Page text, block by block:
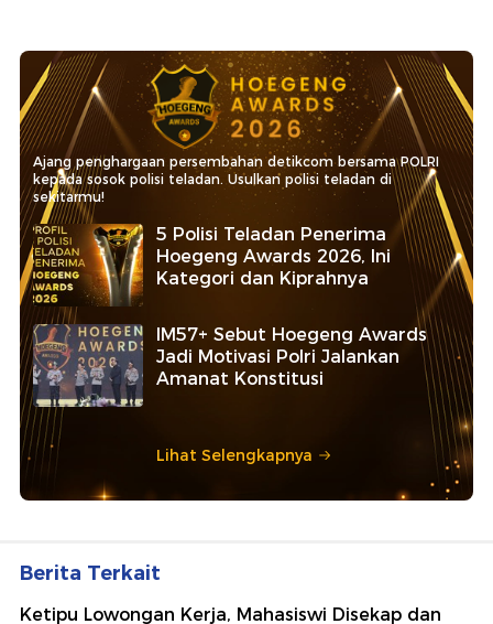
Ajang penghargaan persembahan detikcom bersama POLRI
kepada sosok polisi teladan. Usulkan polisi teladan di
sekitarmu!
5 Polisi Teladan Penerima
Hoegeng Awards 2026, Ini
Kategori dan Kiprahnya
IM57+ Sebut Hoegeng Awards
Jadi Motivasi Polri Jalankan
Amanat Konstitusi
Lihat Selengkapnya
Berita Terkait
Ketipu Lowongan Kerja, Mahasiswi Disekap dan